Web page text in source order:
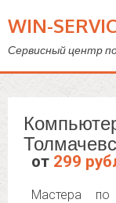
WIN-
Сервисный центр
от 299
Мастера